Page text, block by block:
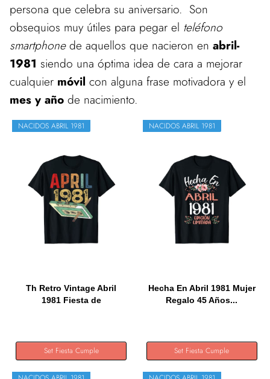
persona que celebra su aniversario. Son
obsequios muy útiles para pegar el teléfono
smartphonede aquellos que nacieron en abril-
1981 siendo una óptima idea de cara a mejorar
cualquier móvil con alguna frase motivadora y el
mes y año de nacimiento.
NACIDOS ABRIL 1981
Th Retro Vintage Abril
1981 Fiesta de
Set Fiesta Cumple
NACIDOS ABRIL 1981
Hecha En Abril 1981 Mujer
Regalo 45 Años...
Set Fiesta Cumple